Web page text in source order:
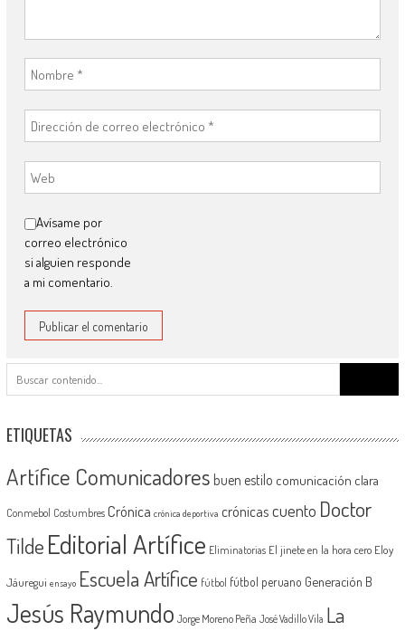
Avísame por
correo electrónico
si alguien responde
a mi comentario.
ETIQUETAS
Artífice Comunicadores buen estilo comunicación clara
Conmebol Costumbres Crónica crónica deportiva crónicascuento Doctor
Tilde Editorial Artífice Eliminatorias El jinete en la hora cero Eloy
Jáuregui ensayo Escuela Artífice fútbol fútbol peruano Generación B
Jesús Raymundo Jorge Moreno Peña José Vadillo Vila La